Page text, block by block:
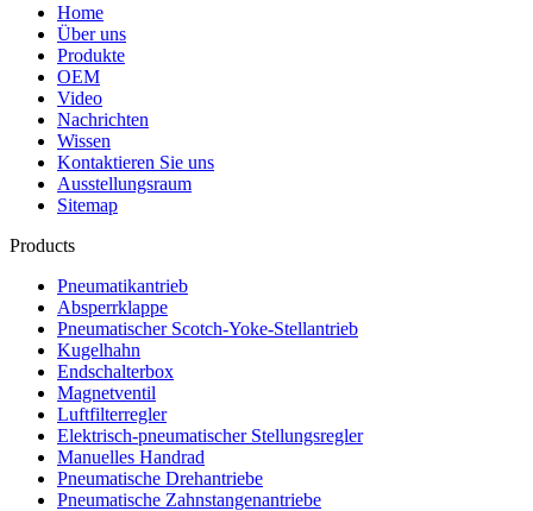
Home
Über uns
Produkte
OEM
Video
Nachrichten
Wissen
Kontaktieren Sie uns
Ausstellungsraum
Sitemap
Products
Pneumatikantrieb
Absperrklappe
Pneumatischer Scotch-Yoke-Stellantrieb
Kugelhahn
Endschalterbox
Magnetventil
Luftfilterregler
Elektrisch-pneumatischer Stellungsregler
Manuelles Handrad
Pneumatische Drehantriebe
Pneumatische Zahnstangenantriebe